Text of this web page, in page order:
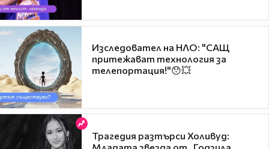
Изследовател на НЛО: "САЩ
притежават технология за
телепортация!"😯💥
Трагедия разтърси Холивуд:
Младата звезда от „Годзила